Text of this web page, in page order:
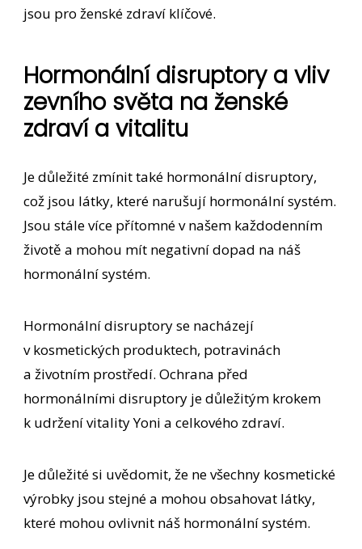
jsou pro ženské zdraví klíčové.
Hormonální disruptory a vliv
zevního světa na ženské
zdraví a vitalitu
Je důležité zmínit také hormonální disruptory,
což jsou látky, které narušují hormonální systém.
Jsou stále více přítomné v našem každodenním
životě a mohou mít negativní dopad na náš
hormonální systém.
Hormonální disruptory se nacházejí
v kosmetických produktech, potravinách
a životním prostředí. Ochrana před
hormonálními disruptory je důležitým krokem
k udržení vitality Yoni a celkového zdraví.
Je důležité si uvědomit, že ne všechny kosmetické
výrobky jsou stejné a mohou obsahovat látky,
které mohou ovlivnit náš hormonální systém.